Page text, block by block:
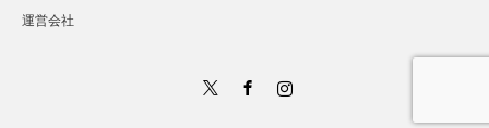
運営会社
Instagram